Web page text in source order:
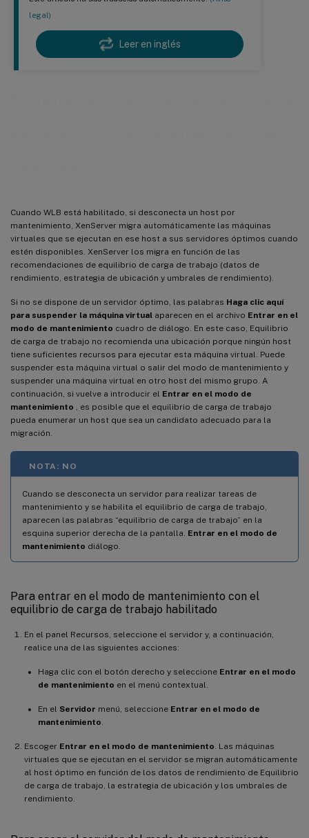
legal)
Leer en inglés
Cuando WLB está habilitado, si desconecta un host por
mantenimiento, XenServer migra automáticamente las máquinas
virtuales que se ejecutan en ese host a sus servidores óptimos cuando
estén disponibles. XenServer los migra en función de las
recomendaciones de equilibrio de carga de trabajo (datos de
rendimiento, estrategia de ubicación y umbrales de rendimiento).
Si no se dispone de un servidor óptimo, las palabras Haga clic aquí
para suspender la máquina virtual aparecen en el archivo Entrar en el
modo de mantenimiento cuadro de diálogo. En este caso, Equilibrio
de carga de trabajo no recomienda una ubicación porque ningún host
tiene suficientes recursos para ejecutar esta máquina virtual. Puede
suspender esta máquina virtual o salir del modo de mantenimiento y
suspender una máquina virtual en otro host del mismo grupo. A
continuación, si vuelve a introducir el Entrar en el modo de
mantenimiento , es posible que el equilibrio de carga de trabajo
pueda enumerar un host que sea un candidato adecuado para la
migración.
NOTA: NO
Cuando se desconecta un servidor para realizar tareas de
mantenimiento y se habilita el equilibrio de carga de trabajo,
aparecen las palabras “equilibrio de carga de trabajo” en la
esquina superior derecha de la pantalla. Entrar en el modo de
mantenimiento diálogo.
Para entrar en el modo de mantenimiento con el
equilibrio de carga de trabajo habilitado
En el panel Recursos, seleccione el servidor y, a continuación,
realice una de las siguientes acciones:
Haga clic con el botón derecho y seleccione Entrar en el modo
de mantenimiento en el menú contextual.
En el Servidor menú, seleccione Entrar en el modo de
mantenimiento
Escoger Entrar en el modo de mantenimiento . Las máquinas
virtuales que se ejecutan en el servidor se migran automáticamente
al host óptimo en función de los datos de rendimiento de Equilibrio
de carga de trabajo, la estrategia de ubicación y los umbrales de
rendimiento.